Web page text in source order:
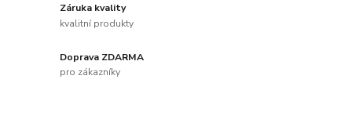
Záruka kvality
kvalitní produkty
Doprava ZDARMA
pro zákazníky